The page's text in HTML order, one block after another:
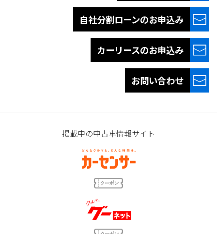
自社分割ローンのお申込み
カーリースのお申込み
お問い合わせ
掲載中の中古車情報サイト